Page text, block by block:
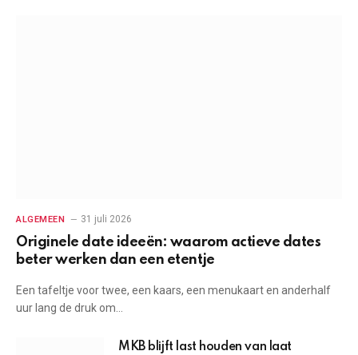
ALGEMEEN 31 juli 2026
Originele date ideeën: waarom actieve dates
beter werken dan een etentje
Een tafeltje voor twee, een kaars, een menukaart en anderhalf
uur lang de druk om…
MKB blijft last houden van laat